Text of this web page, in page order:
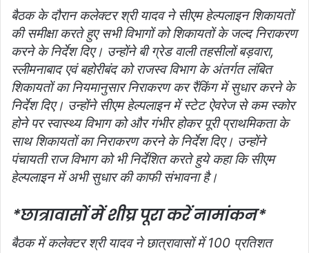
बैठक के दौरान कलेक्‍टर श्री यादव ने सीएम हेल्‍पलाइन शिकायतों
की समीक्षा करते हुए सभी विभागों को शिकायतों के जल्‍द निराकरण
करने के निर्देश दिए। उन्‍होंने बी ग्रेड वाली तहसीलों बड़वारा,
स्‍लीमनाबाद एवं बहोरीबंद को राजस्‍व विभाग के अंतर्गत लंबित
शिकायतों का नियमानुसार निराकरण कर रैंकिंग में सुधार करने के
निर्देश दिए। उन्‍होंने सीएम हेल्‍पलाइन में स्‍टेट ऐवरेज से कम स्‍कोर
होने पर स्‍वास्‍थ्‍य विभाग को और गंभीर होकर पूरी प्राथमिकता के
साथ शिकायतों का निराकरण करने के निर्देश दिए। उन्‍होंने
पंचायती राज विभाग को भी निर्देशित करते हुये कहा कि सीएम
हेल्‍पलाइन में अभी सुधार की काफी संभावना है।
*छात्रावासों में शीघ्र पूरा करें नामांकन*
बैठक में कलेक्‍टर श्री यादव ने छात्रावासों में 100 प्रतिशत